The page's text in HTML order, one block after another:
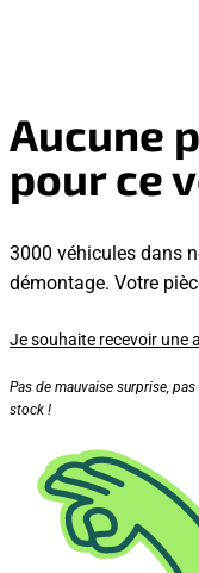
Aucune
pour ce
3000 véhicules dans
démontage. Votre
Je souhaite recevoir une
Pas de mauvaise surprise,
stock !